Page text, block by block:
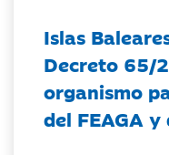
Islas
Decreto 65/
organismo
del FEAGA y